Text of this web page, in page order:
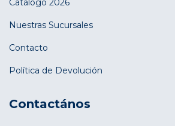
Nuestras Sucursales
Contacto
Política de Devolución
Contactános